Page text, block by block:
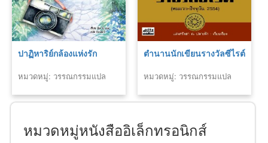
ปาฏิหาริย์กล้องแห่งรัก
หมวดหมู่: วรรณกรรมแปล
ตำนานนักเขียนรางวัลซีไรต์
หมวดหมู่: วรรณกรรมแปล
หมวดหมู่หนังสืออิเล็กทรอนิกส์